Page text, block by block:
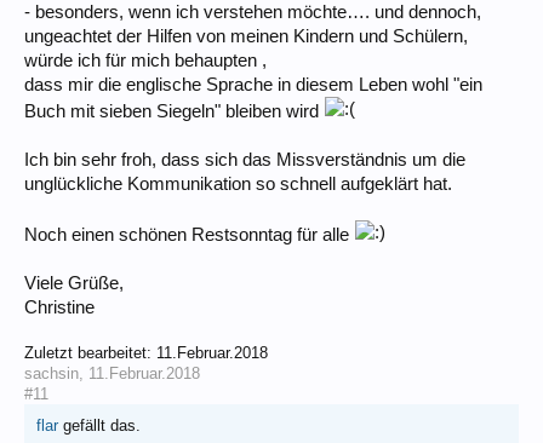
- besonders, wenn ich verstehen möchte…. und dennoch,
ungeachtet der Hilfen von meinen Kindern und Schülern,
würde ich für mich behaupten ,
dass mir die englische Sprache in diesem Leben wohl "ein
Buch mit sieben Siegeln" bleiben wird
Ich bin sehr froh, dass sich das Missverständnis um die
unglückliche Kommunikation so schnell aufgeklärt hat.
Noch einen schönen Restsonntag für alle
Viele Grüße,
Christine
Zuletzt bearbeitet: 11.Februar.2018
sachsin 11.Februar.2018
#11
flar gefällt das.